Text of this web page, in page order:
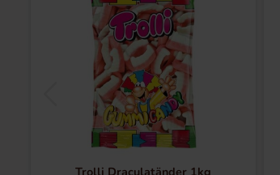
Trolli Draculatänder 1kg